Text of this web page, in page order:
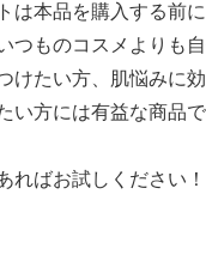
は本品を購入する前
つものコスメよりも
けたい方、肌悩みに
い方には有益な商品で
ればお試しください！